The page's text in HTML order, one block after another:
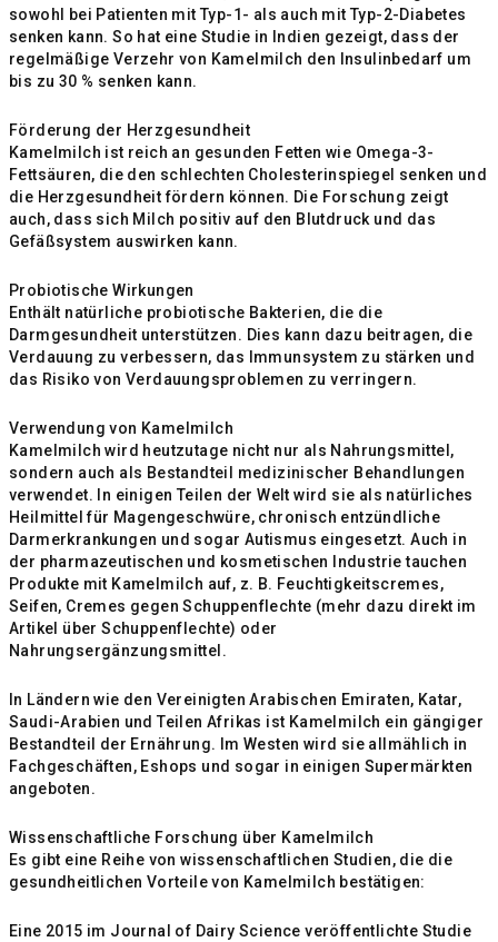
sowohl bei Patienten mit Typ-1- als auch mit Typ-2-Diabetes
senken kann. So hat eine Studie in Indien gezeigt, dass der
regelmäßige Verzehr von Kamelmilch den Insulinbedarf um
bis zu 30 % senken kann.
Förderung der Herzgesundheit
Kamelmilch ist reich an gesunden Fetten wie Omega-3-
Fettsäuren, die den schlechten Cholesterinspiegel senken und
die Herzgesundheit fördern können. Die Forschung zeigt
auch, dass sich Milch positiv auf den Blutdruck und das
Gefäßsystem auswirken kann.
Probiotische Wirkungen
Enthält natürliche probiotische Bakterien, die die
Darmgesundheit unterstützen. Dies kann dazu beitragen, die
Verdauung zu verbessern, das Immunsystem zu stärken und
das Risiko von Verdauungsproblemen zu verringern.
Verwendung von Kamelmilch
Kamelmilch wird heutzutage nicht nur als Nahrungsmittel,
sondern auch als Bestandteil medizinischer Behandlungen
verwendet. In einigen Teilen der Welt wird sie als natürliches
Heilmittel für Magengeschwüre, chronisch entzündliche
Darmerkrankungen und sogar Autismus eingesetzt. Auch in
der pharmazeutischen und kosmetischen Industrie tauchen
Produkte mit Kamelmilch auf, z. B. Feuchtigkeitscremes,
Seifen, Cremes gegen Schuppenflechte (mehr dazu direkt im
Artikel über Schuppenflechte) oder
Nahrungsergänzungsmittel.
In Ländern wie den Vereinigten Arabischen Emiraten, Katar,
Saudi-Arabien und Teilen Afrikas ist Kamelmilch ein gängiger
Bestandteil der Ernährung. Im Westen wird sie allmählich in
Fachgeschäften, Eshops und sogar in einigen Supermärkten
angeboten.
Wissenschaftliche Forschung über Kamelmilch
Es gibt eine Reihe von wissenschaftlichen Studien, die die
gesundheitlichen Vorteile von Kamelmilch bestätigen:
Eine 2015 im Journal of Dairy Science veröffentlichte Studie